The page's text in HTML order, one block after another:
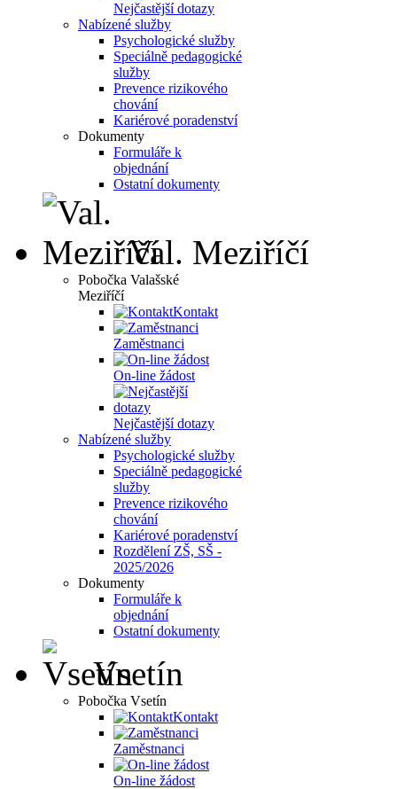
Nejčastější dotazy
Nabízené služby
Psychologické služby
Speciálně pedagogické
služby
Prevence rizikového
chování
Kariérové poradenství
Dokumenty
Formuláře k
objednání
Ostatní dokumenty
Val. Meziříčí
Pobočka Valašské
Meziříčí
Kontakt
Zaměstnanci
On-line žádost
Nejčastější dotazy
Nabízené služby
Psychologické služby
Speciálně pedagogické
služby
Prevence rizikového
chování
Kariérové poradenství
Rozdělení ZŠ, SŠ -
2025/2026
Dokumenty
Formuláře k
objednání
Ostatní dokumenty
Vsetín
Pobočka Vsetín
Kontakt
Zaměstnanci
On-line žádost